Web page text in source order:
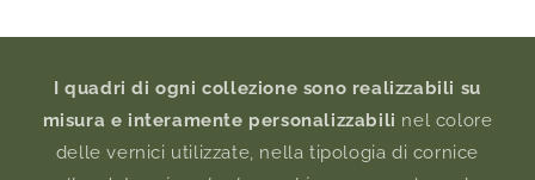
I quadri di ogni collezione sono realizzabili su
misura e interamente personalizzabili nel colore
delle vernici utilizzate, nella tipologia di cornice